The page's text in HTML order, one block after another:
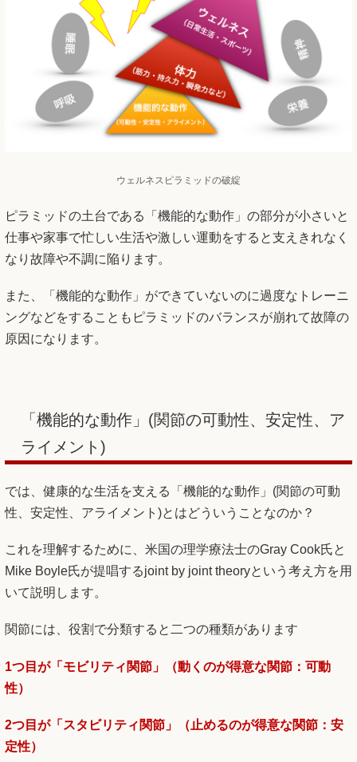
ウェルネスピラミッドの破綻
ピラミッドの土台である「機能的な動作」の部分が小さいと
仕事や家事で忙しい生活や激しい運動をすると支えきれなく
なり故障や不調に陥ります。
また、「機能的な動作」ができていないのに過度なトレーニ
ングなどをすることもピラミッドのバランスが崩れて故障の
原因になります。
「機能的な動作」(関節の可動性、安定性、ア
ライメント)
では、健康的な生活を支える「機能的な動作」(関節の可動
性、安定性、アライメント)とはどういうことなのか？
これを理解するために、米国の理学療法士のGray Cook氏と
Mike Boyle氏が提唱するjoint by joint theoryという考え方を用
いて説明します。
関節には、役割で分類すると二つの種類があります
1つ目が「モビリティ関節」（動くのが得意な関節：可動
性）
2つ目が「スタビリティ関節」（止めるのが得意な関節：安
定性）